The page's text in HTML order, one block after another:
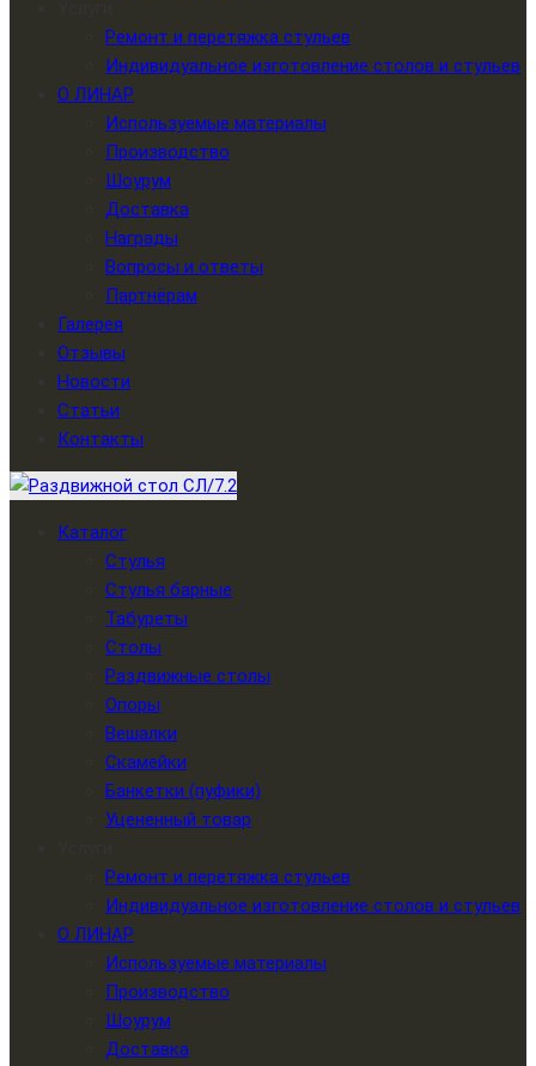
Ремонт и перетяжка стульев
Индивидуальное изготовление столов и стульев
О ЛИНАР
Используемые материалы
Производство
Шоурум
Доставка
Награды
Вопросы и ответы
Партнёрам
Галерея
Отзывы
Новости
Статьи
Контакты
Каталог
Стулья
Стулья барные
Табуреты
Столы
Раздвижные столы
Опоры
Вешалки
Скамейки
Банкетки (пуфики)
Уцененный товар
Ремонт и перетяжка стульев
Индивидуальное изготовление столов и стульев
О ЛИНАР
Используемые материалы
Производство
Шоурум
Доставка